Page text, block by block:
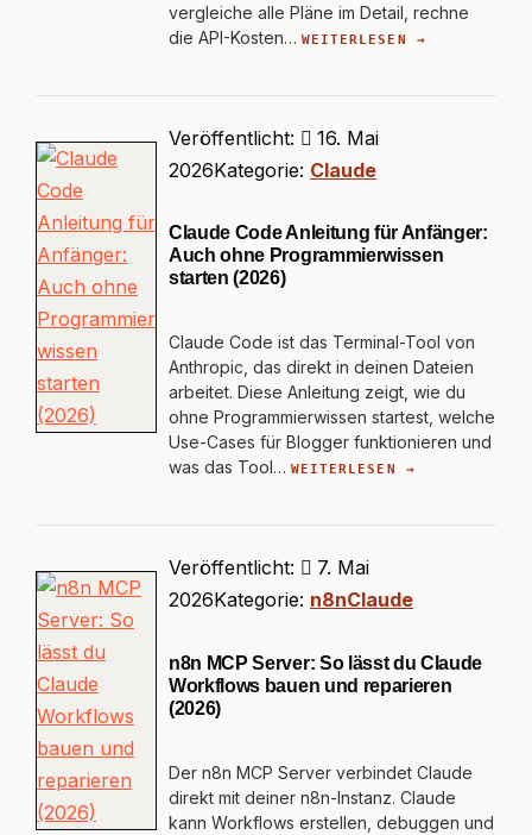
vergleiche alle Pläne im Detail, rechne
die API-Kosten… WEITERLESEN →
Veröffentlicht:
16. Mai
2026Kategorie: Claude
Claude Code Anleitung für Anfänger:
Auch ohne Programmierwissen
starten (2026)
Claude Code ist das Terminal-Tool von
Anthropic, das direkt in deinen Dateien
arbeitet. Diese Anleitung zeigt, wie du
ohne Programmierwissen startest, welche
Use-Cases für Blogger funktionieren und
was das Tool… WEITERLESEN →
Veröffentlicht:
7. Mai
2026Kategorie: n8nClaude
n8n MCP Server: So lässt du Claude
Workflows bauen und reparieren
(2026)
Der n8n MCP Server verbindet Claude
direkt mit deiner n8n-Instanz. Claude
kann Workflows erstellen, debuggen und